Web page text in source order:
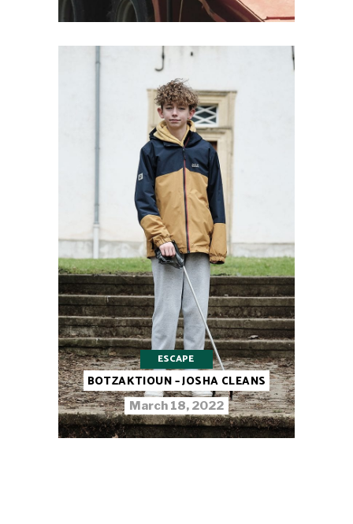
ESCAPE
BOTZAKTIOUN – JOSHA CLEANS
March 18, 2022